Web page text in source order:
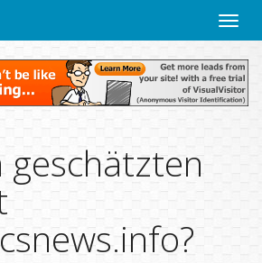
geschätzten